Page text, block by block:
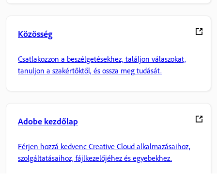
Közösség
Csatlakozzon a beszélgetésekhez, találjon válaszokat,
tanuljon a szakértőktől, és ossza meg tudását.
Adobe kezdőlap
Férjen hozzá kedvenc Creative Cloud alkalmazásaihoz,
szolgáltatásaihoz, fájlkezelőjéhez és egyebekhez.